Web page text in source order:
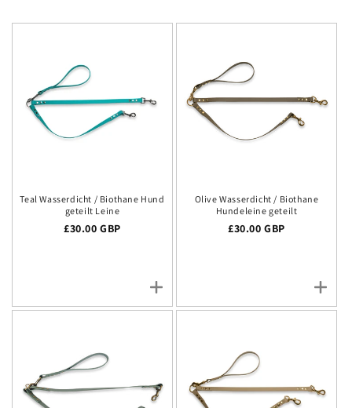
Teal Wasserdicht / Biothane Hund
geteilt Leine
Regulärer Preis
£30.00 GBP
Olive Wasserdicht / Biothane
Hundeleine geteilt
Regulärer Preis
£30.00 GBP